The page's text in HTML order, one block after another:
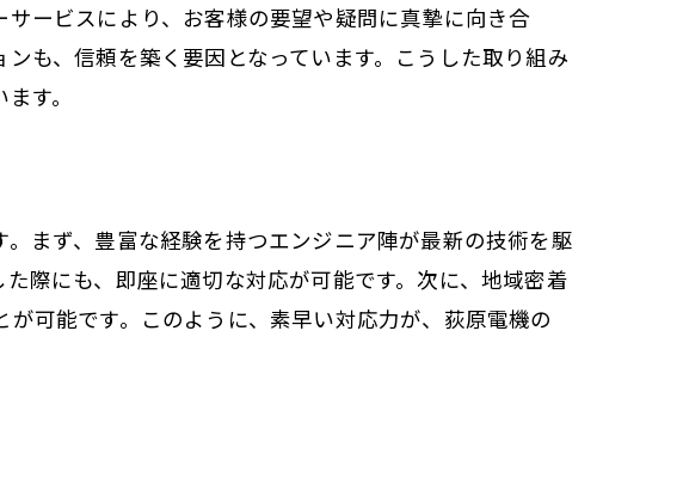
ービスにより、お客様の要望や疑問に真摯に向き合
も、信頼を築く要因となっています。こうした取り組み
す。
まず、豊富な経験を持つエンジニア陣が最新の技術を駆
際にも、即座に適切な対応が可能です。次に、地域密着
可能です。このように、素早い対応力が、荻原電機の